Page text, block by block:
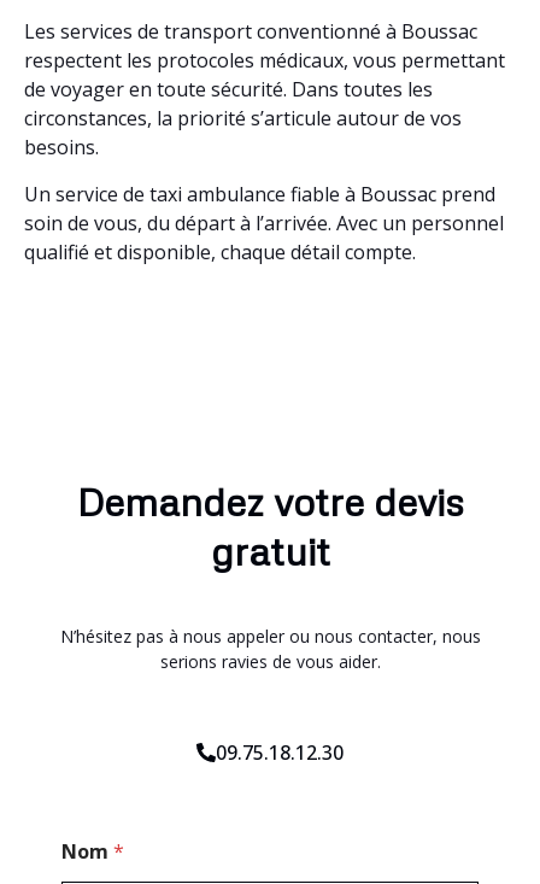
Les services de transport conventionné à Boussac
respectent les protocoles médicaux, vous permettant
de voyager en toute sécurité. Dans toutes les
circonstances, la priorité s’articule autour de vos
besoins.
Un service de taxi ambulance fiable à Boussac prend
soin de vous, du départ à l’arrivée. Avec un personnel
qualifié et disponible, chaque détail compte.
Demandez votre devis
gratuit
N’hésitez pas à nous appeler ou nous contacter, nous
serions ravies de vous aider.
09.75.18.12.30
o
d
Nom *